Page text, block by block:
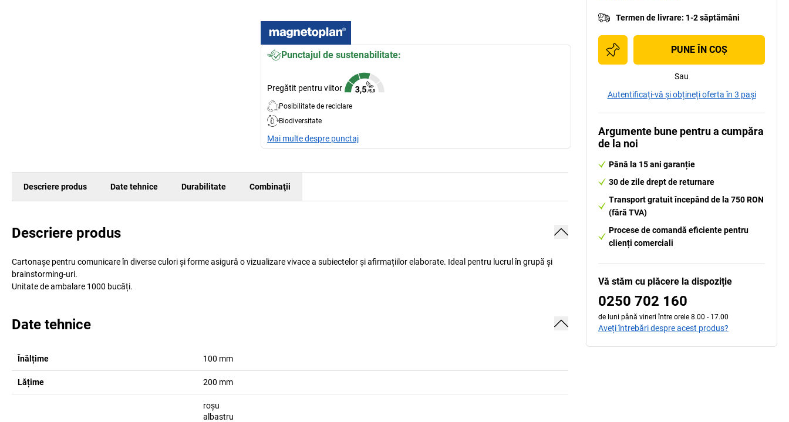
Punctajul de sustenabilitate:
Pregătit pentru viitor
Posibilitate de reciclare
Biodiversitate
Mai multe despre punctaj
Descriere produs Date tehnice Durabilitate Combinaţii
Descriere produs
Cartonașe pentru comunicare în diverse culori și forme asigură o vizualizare vivace a subiectelor și afirmațiilor elaborate. Ideal pentru lucrul în grupă și
brainstorming-uri.
Unitate de ambalare 1000 bucăți.
Date tehnice
Înălțime 100 mm
Lățime 200 mm
roșu
albastru
Termen de livrare: 1-2 săptămâni
PUNE ÎN COŞ
Sau
Autentificați-vă și obțineți oferta în 3 pași
Argumente bune pentru a cumpăra
de la noi
Până la 15 ani garanție
30 de zile drept de returnare
Transport gratuit începând de la 750 RON
(fără TVA)
Procese de comandă eficiente pentru
clienți comerciali
Vă stăm cu plăcere la dispoziție
0250 702 160
de luni până vineri între orele 8.00 - 17.00
Aveți întrebări despre acest produs?